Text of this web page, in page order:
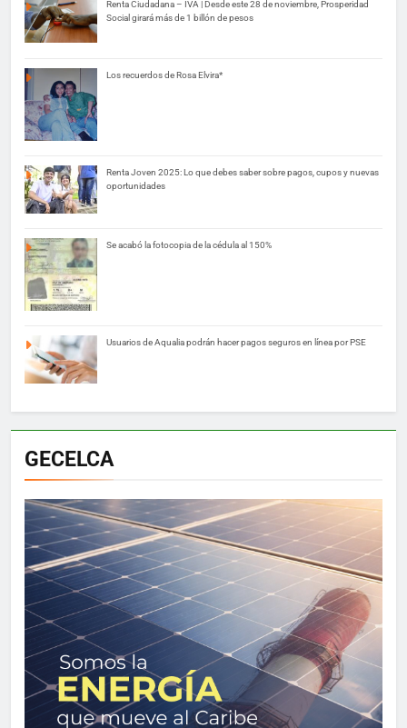
Renta Ciudadana – IVA | Desde este 28 de noviembre, Prosperidad
Social girará más de 1 billón de pesos
Los recuerdos de Rosa Elvira*
Renta Joven 2025: Lo que debes saber sobre pagos, cupos y nuevas
oportunidades
Se acabó la fotocopia de la cédula al 150%
Usuarios de Aqualia podrán hacer pagos seguros en línea por PSE
GECELCA